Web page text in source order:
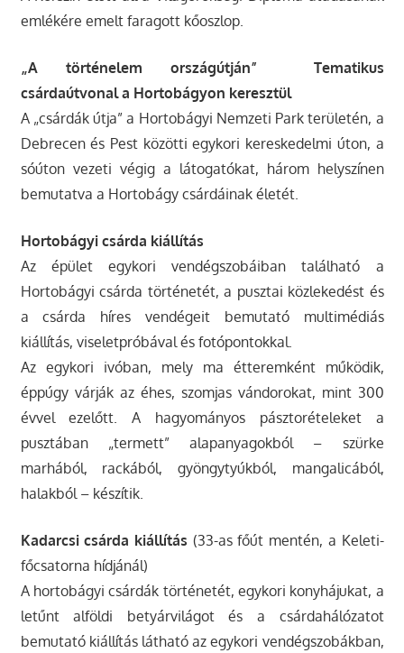
emlékére emelt faragott kőoszlop.
„A történelem országútján” ­ Tematikus
csárdaútvonal a Hortobágyon keresztül
A „csárdák útja” a Hortobágyi Nemzeti Park területén, a
Debrecen és Pest közötti egykori kereskedelmi úton, a
sóúton vezeti végig a látogatókat, három helyszínen
bemutatva a Hortobágy csárdáinak életét.
Hortobágyi csárda kiállítás
Az épület egykori vendégszobáiban található a
Hortobágyi csárda történetét, a pusztai közlekedést és
a csárda híres vendégeit bemutató multimédiás
kiállítás, viseletpróbával és fotópontokkal.
Az egykori ivóban, mely ma étteremként működik,
éppúgy várják az éhes, szomjas vándorokat, mint 300
évvel ezelőtt. A hagyományos pásztorételeket a
pusztában „termett” alapanyagokból – szürke
marhából, rackából, gyöngytyúkból, mangalicából,
halakból – készítik.
Kadarcsi csárda kiállítás (33-as főút mentén, a Keleti-
főcsatorna hídjánál)
A hortobágyi csárdák történetét, egykori konyhájukat, a
letűnt alföldi betyárvilágot és a csárdahálózatot
bemutató kiállítás látható az egykori vendégszobákban,